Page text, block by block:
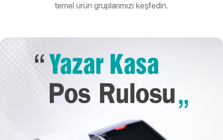
temel ürün gruplarımızı keşfedin.